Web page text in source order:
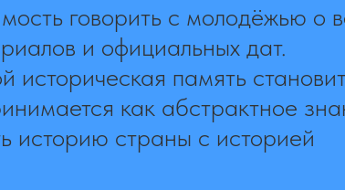
говорить с молодёжью о
и официальных дат.
память
как абстрактное
историю страны с историей